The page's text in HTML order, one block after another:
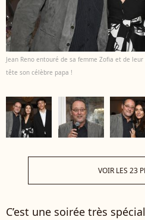
Jean Reno entouré de sa femme Zofia et de
tête son célèbre papa !
VOIR LES 23
C’est une soirée très